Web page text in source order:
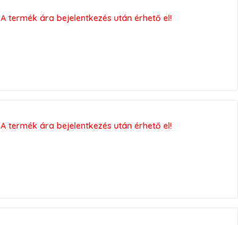
A termék ára bejelentkezés után érhető el!
A termék ára bejelentkezés után érhető el!